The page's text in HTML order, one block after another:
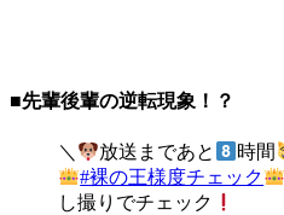
■先輩後輩の逆転現象！？
＼ 放送まであと 時間
#裸の王様度チェック
し撮りでチェック